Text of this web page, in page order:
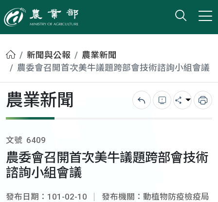
農業部
打開
小版
首頁新聞與公報
農業新聞
農委會召開首次美牛議題跨部會技術諮詢小組會議
農業新聞 回上一頁錯誤回報
分享 列
文號 6409
農委會召開首次美牛議題跨部會技術
諮詢小組會議
發布日期：101-02-10 發布機關：動植物防疫檢疫局